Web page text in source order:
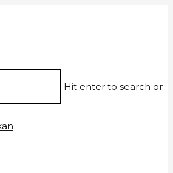
Hit enter to search or